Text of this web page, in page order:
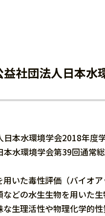
社団法人日本水
本水環境学会2018年度
水環境学会第39回通常
いた毒性評価（バイオ
どの水生生物を用いた
生理活性や物理化学的